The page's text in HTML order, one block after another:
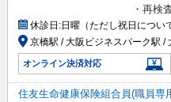
・再検
休診日:日曜（ただし祝日につい
京橋駅 / 大阪ビジネスパーク駅 /
オンライン決済対応
住友生命健康保険組合員(職員専